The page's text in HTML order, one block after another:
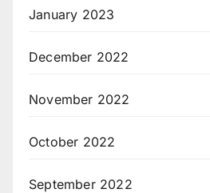
January 2023
December 2022
November 2022
October 2022
September 2022